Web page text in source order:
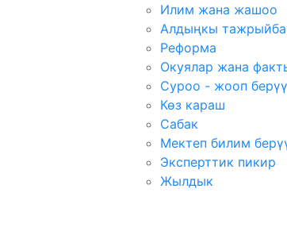
Илим жана жашоо
Алдыңкы тажрыйба
Реформа
Окуялар жана
Суроо - жооп берүү
Көз караш
Сабак
Мектеп билим
Эксперттик пикир
Жылдык